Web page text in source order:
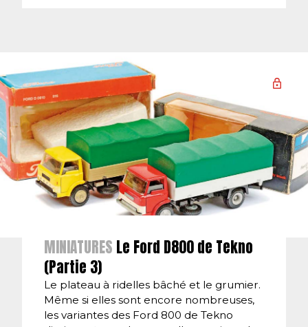
MINIATURES Le Ford D800 de Tekno
(Partie 3)
Le plateau à ridelles bâché et le grumier.
Même si elles sont encore nombreuses,
les variantes des Ford 800 de Tekno